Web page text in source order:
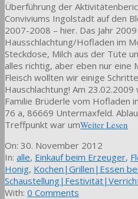
Überführung der
Conviviums Ingolstadt auf den
2007-2008 – hier. Das Jahr
Hausschlachtung/Hofladen im
Steckdose, Milch aus der Tüte
alles richtig, aber eben nur eine
Fleisch wollten wir einige
Hauschlachtung! Am
Familie Brüderle vom Hofladen
76 a, 86669 Untermaxfeld.
Treffpunkt war umWeiter Lesen
2012-
11-
30
On: 30. November 2012
In: alle, Einkauf beim Erzeuger,
Honig, Kochen|Grillen|Essen
With: 0 Comments